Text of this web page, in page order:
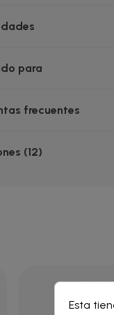
para
frecuentes
(12)
Esta